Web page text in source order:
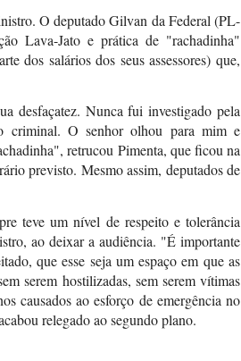
O deputado Gilvan da Federal (PL-
Lava-Jato e prática de "rachadinha"
dos salários dos seus assessores) que,
desfaçatez. Nunca fui investigado pela
criminal. O senhor olhou para mim e
retrucou Pimenta, que ficou na
previsto. Mesmo assim, deputados de
teve um nível de respeito e tolerância
ao deixar a audiência. "É importante
que esse seja um espaço em que as
serem hostilizadas, sem serem vítimas
causados ao esforço de emergência no
relegado ao segundo plano.